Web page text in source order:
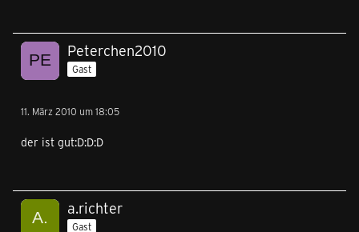
Peterchen2010
Gast
11. März 2010 um 18:05
der ist gut:D:D:D
a.richter
Gast